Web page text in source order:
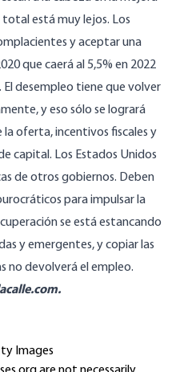
está muy lejos. Los
y aceptar una
que caerá al 5,5% en 2022
El desempleo tiene que volver
y eso sólo se logrará
la oferta, incentivos fiscales y
capital. Los Estados Unidos
de otros gobiernos. Deben
para impulsar la
se está estancando
y emergentes, y copiar las
no devolverá el empleo.
.
Images